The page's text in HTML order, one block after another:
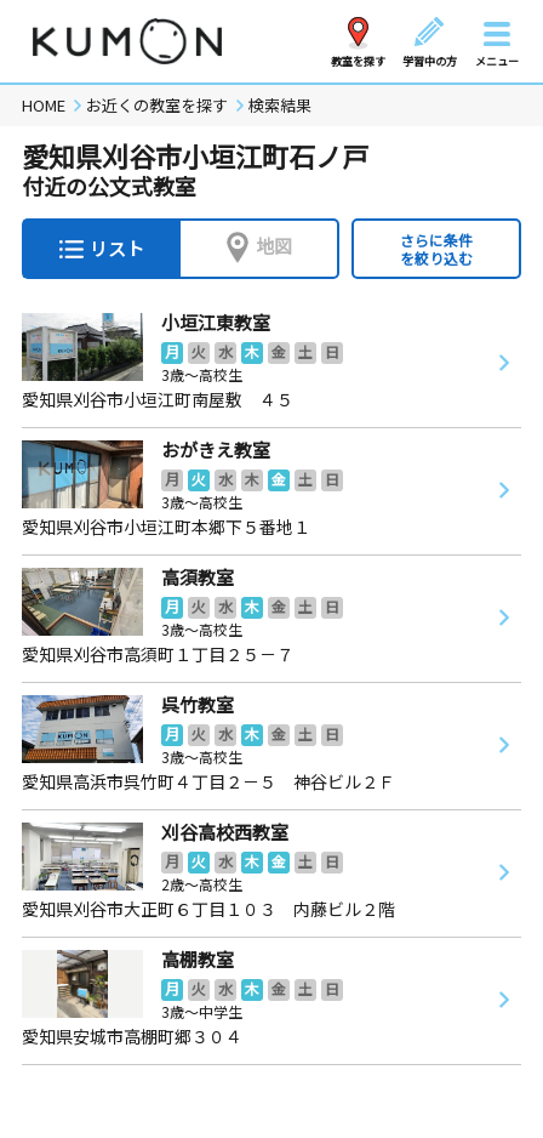
教室を探す 学習中の方 メニュー
HOME お近くの教室を探す 検索結果
愛知県刈谷市小垣江町石ノ戸
付近の公文式教室
リスト 地図
さらに条件
を絞り込む
小垣江東教室
月 火 水 木 金 土
日
3歳～高校生
愛知県刈谷市小垣江町南屋敷 ４５
おがきえ教室
月 火 水 木 金 土
日
3歳～高校生
愛知県刈谷市小垣江町本郷下５番地１
高須教室
月 火 水 木 金 土
日
3歳～高校生
愛知県刈谷市高須町１丁目２５－７
呉竹教室
月 火 水 木 金 土
日
3歳～高校生
愛知県高浜市呉竹町４丁目２－５ 神谷ビル２Ｆ
刈谷高校西教室
月 火 水 木 金 土
日
2歳～高校生
愛知県刈谷市大正町６丁目１０３ 内藤ビル２階
高棚教室
月 火 水 木 金 土
日
3歳～中学生
愛知県安城市高棚町郷３０４